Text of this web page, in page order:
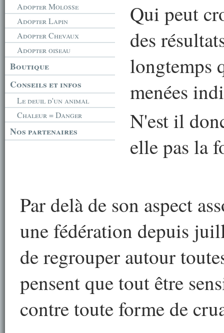
Adopter Molosse
Adopter Lapin
Adopter Chevaux
Adopter oiseau
Boutique
Conseils et infos
Le deuil d'un animal
Chaleur = Danger
Nos partenaires
Qui peut
des
longtemps
menées
N'est il
elle pas la
Par delà de son aspect
une fédération depuis
de regrouper autour
pensent que tout être
contre toute forme de